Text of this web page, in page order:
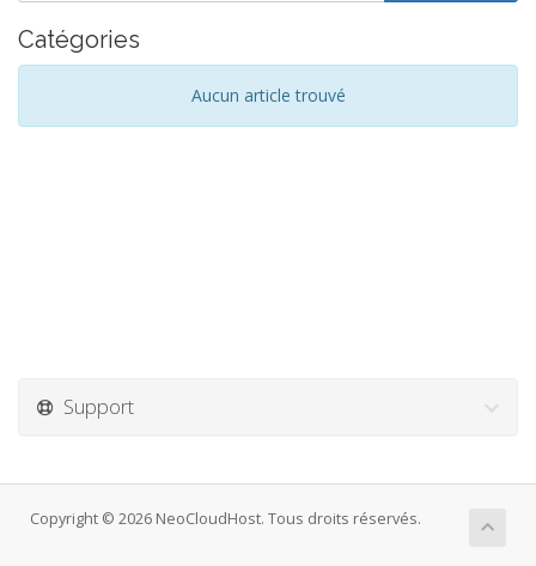
Catégories
Aucun article trouvé
Support
Copyright © 2026 NeoCloudHost. Tous droits réservés.